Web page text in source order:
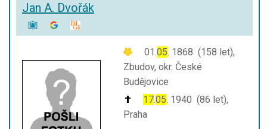
Jan A. Dvořák
01.05. 1868 (158 let),
Zbudov, okr. České
Budějovice
17.05. 1940 (86 let),
Praha